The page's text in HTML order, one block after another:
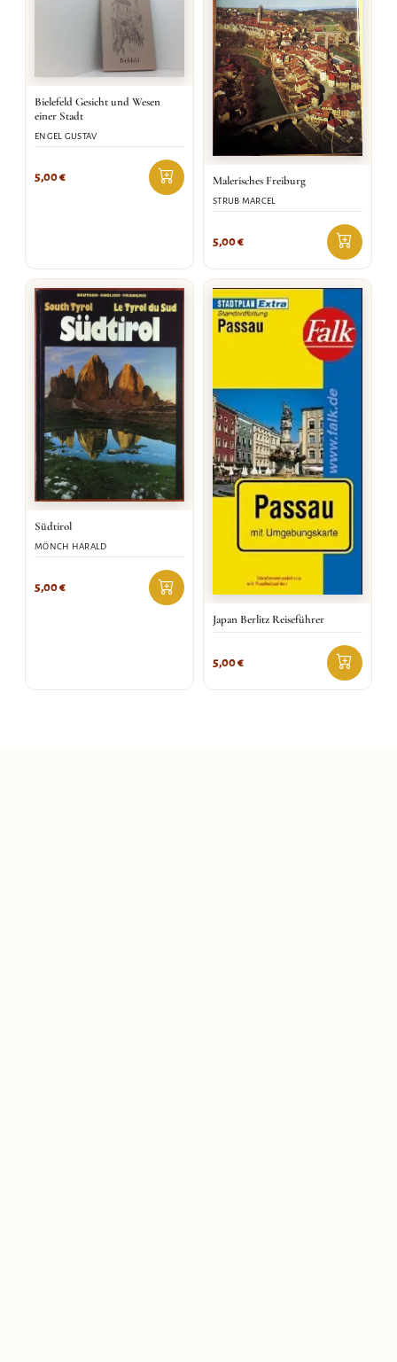
Bielefeld Gesicht und Wesen
einer Stadt
ENGEL GUSTAV
5,00€ Malerisches Freiburg
STRUB MARCEL
5,00€
Südtirol
MÖNCH HARALD
5,00€
Japan Berlitz Reiseführer
5,00€